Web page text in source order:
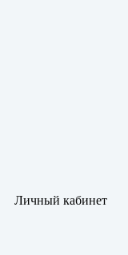
Личный кабинет